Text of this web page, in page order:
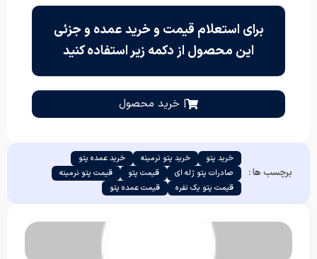
برای استعلام قیمت و خرید عمده و جزئی
این محصول از دکمه زیر استفاده کنید
| خرید محصول
برچسب ها :
خرید پتو خرید پتو نرمینه
خرید عمده پتو
صادرات پتو ژله ای
قیمت پتو
قیمت پتو نرمینه
قیمت پتو یک نفره
قیمت عمده پتو